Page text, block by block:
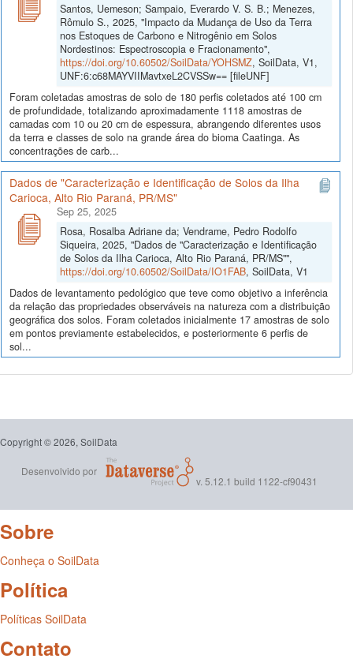
Santos, Uemeson; Sampaio, Everardo V. S. B.; Menezes,
Rômulo S., 2025, "Impacto da Mudança de Uso da Terra
nos Estoques de Carbono e Nitrogênio em Solos
Nordestinos: Espectroscopia e Fracionamento",
https://doi.org/10.60502/SoilData/YOHSMZ, SoilData, V1,
UNF:6:c68MAYVIIMavtxeL2CVSSw== [fileUNF]
Foram coletadas amostras de solo de 180 perfis coletados até 100 cm
de profundidade, totalizando aproximadamente 1118 amostras de
camadas com 10 ou 20 cm de espessura, abrangendo diferentes usos
da terra e classes de solo na grande área do bioma Caatinga. As
concentrações de carb...
Dados de "Caracterização e Identificação de Solos da Ilha
Carioca, Alto Rio Paraná, PR/MS"
Sep 25, 2025
Rosa, Rosalba Adriane da; Vendrame, Pedro Rodolfo
Siqueira, 2025, "Dados de "Caracterização e Identificação
de Solos da Ilha Carioca, Alto Rio Paraná, PR/MS"",
https://doi.org/10.60502/SoilData/IO1FAB, SoilData, V1
Dados de levantamento pedológico que teve como objetivo a inferência
da relação das propriedades observáveis na natureza com a distribuição
geográfica dos solos. Foram coletados inicialmente 17 amostras de solo
em pontos previamente estabelecidos, e posteriormente 6 perfis de
sol...
Copyright © 2026, SoilData
Desenvolvido por
v. 5.12.1 build 1122-cf90431
Sobre
Conheça o SoilData
Política
Políticas SoilData
Contato